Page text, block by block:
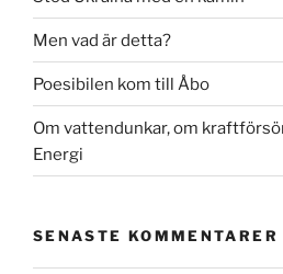
Men vad är detta?
Poesibilen kom till Åbo
Om vattendunkar, om
Energi
SENASTE KOMMENTARER